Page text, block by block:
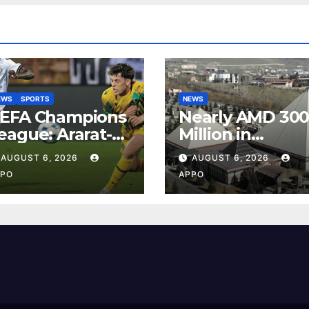
SPORTS
Champions
Ararat-
Secure
Over
0
AUGUST 6, 2026
NEWS
Nearly AMD 300
Million in
Undeclared
Turnover
Uncovered at
Owned
AUGUST 6, 2026
APPO